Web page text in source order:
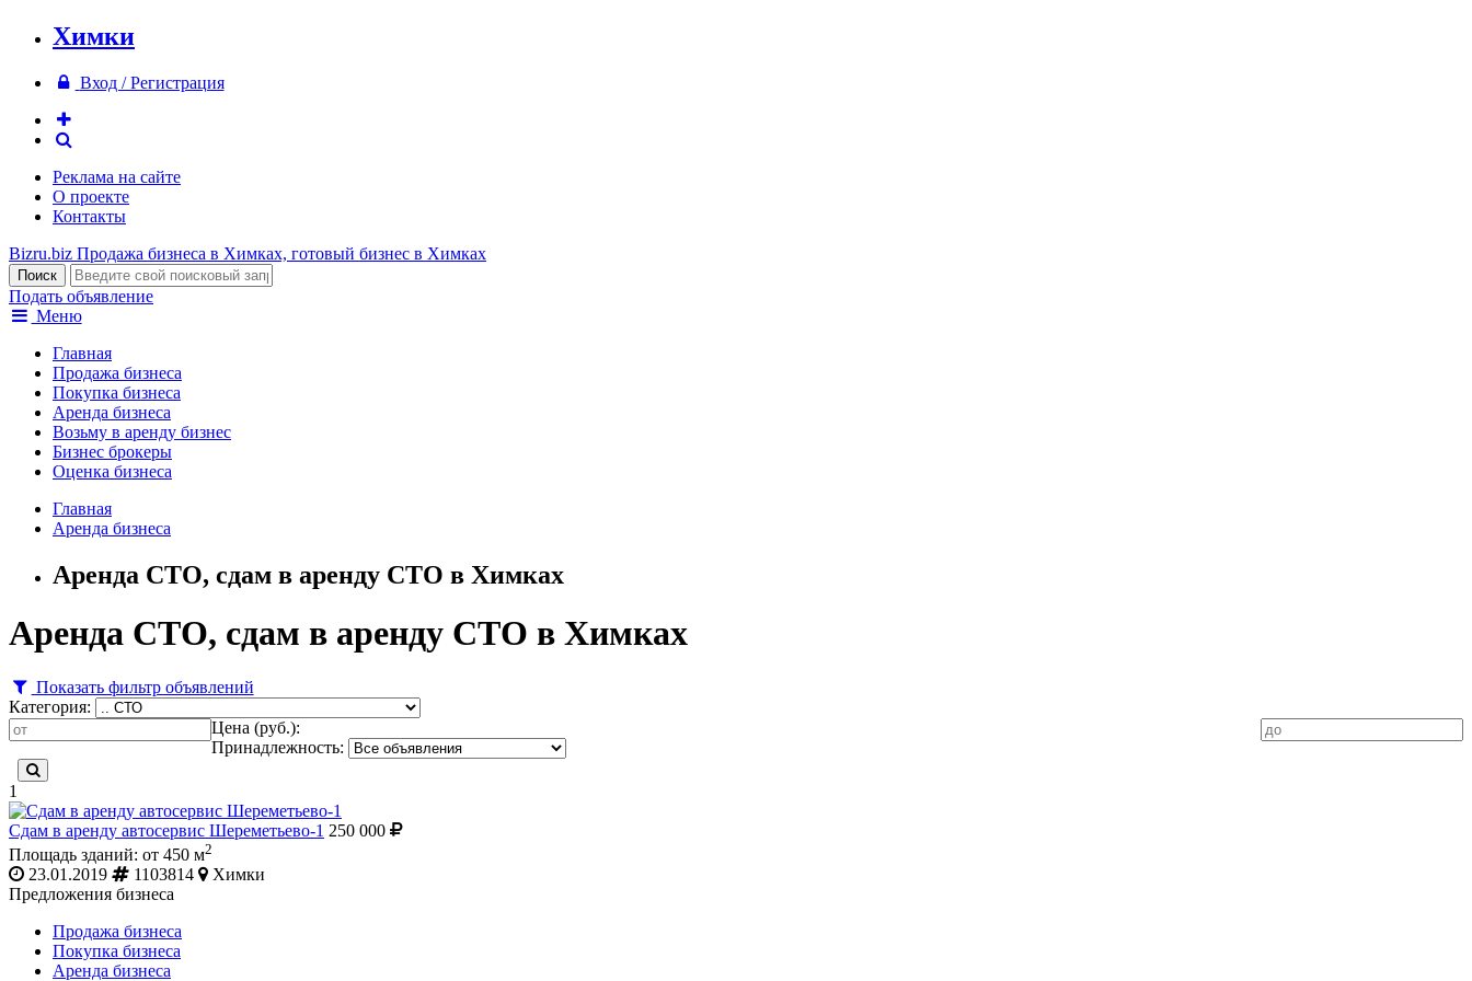
Химки
Вход / Регистрация
Реклама на сайте
О проекте
Контакты
Bizru.biz Продажа бизнеса в Химках, готовый бизнес в Химках
Подать объявление
Меню
Главная
Продажа бизнеса
Покупка бизнеса
Аренда бизнеса
Возьму в аренду бизнес
Бизнес брокеры
Оценка бизнеса
Главная
Аренда бизнеса
Аренда СТО, сдам в аренду СТО в Химках
Аренда СТО, сдам в аренду СТО в Химках
Показать фильтр объявлений
Категория:
Цена (руб.):
Принадлежность:
1
Сдам в аренду автосервис Шереметьево-1 250 000
Площадь зданий: от 450 м2
23.01.2019 1103814
Химки
Предложения бизнеса
Продажа бизнеса
Покупка бизнеса
Аренда бизнеса